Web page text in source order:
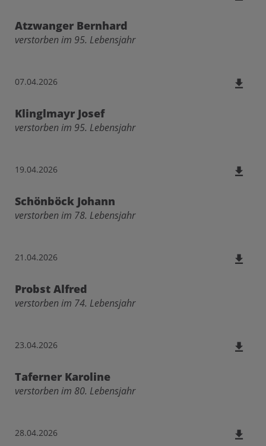
Atzwanger Bernhard
verstorben im 95. Lebensjahr
07.04.2026
Klinglmayr Josef
verstorben im 95. Lebensjahr
19.04.2026
Schönböck Johann
verstorben im 78. Lebensjahr
21.04.2026
Probst Alfred
verstorben im 74. Lebensjahr
23.04.2026
Taferner Karoline
verstorben im 80. Lebensjahr
28.04.2026